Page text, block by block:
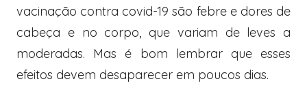
vacinação contra covid-19 são febre e dores de
cabeça e no corpo, que variam de leves a
moderadas. Mas é bom lembrar que esses
efeitos devem desaparecer em poucos dias.